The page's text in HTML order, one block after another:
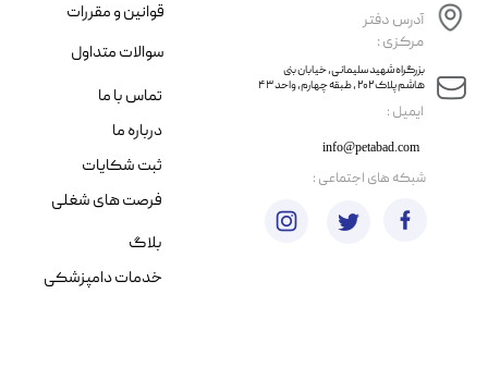
​ایمیل :
آدرس دفتر
مرکزی :
info@petabad.com
​​بزرگراه شهید سلیمانی، خیابان بنی
هاشم پلاک ۲۰۲ ، طبقه چهارم، واحد ۴۳
قوانین و مقررات
سوالات متداول
تماس با ما
درباره ما
ثبت شکایات
فرصت های شغلی
​شبکه های اجتماعی :
بلاگ
خدمات دامپزشکی